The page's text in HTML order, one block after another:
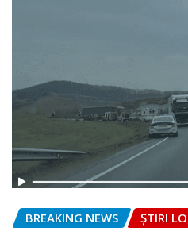
BREAKING NEWS ȘTIRI